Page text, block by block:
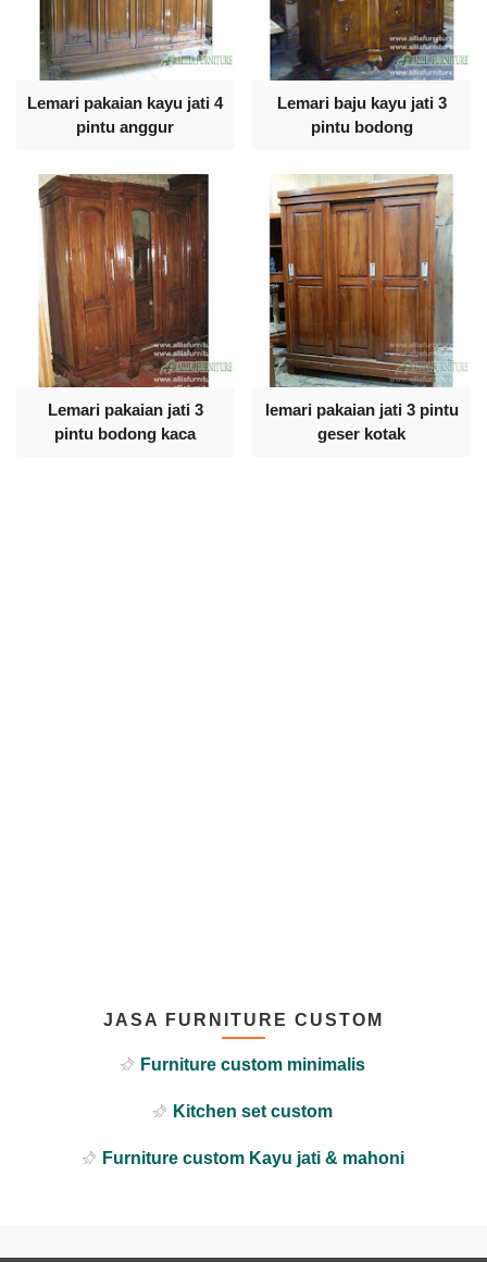
Lemari pakaian kayu jati 4
pintu anggur
Lemari baju kayu jati 3
pintu bodong
Lemari pakaian jati 3
pintu bodong kaca
lemari pakaian jati 3 pintu
geser kotak
JASA FURNITURE CUSTOM
Furniture custom minimalis
Kitchen set custom
Furniture custom Kayu jati & mahoni